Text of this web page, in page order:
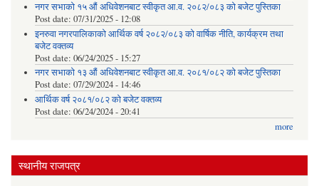
नगर सभाको १५ औं अधिवेशनबाट स्वीकृत आ.व. २०८२/०८३ को बजेट पुस्तिका
Post date: 07/31/2025 - 12:08
इनरुवा नगरपालिकाको आर्थिक वर्ष २०८२/०८३ को वार्षिक नीति, कार्यक्रम तथा
बजेट वक्तव्य
Post date: 06/24/2025 - 15:27
नगर सभाको १३ औं अधिवेशनबाट स्वीकृत आ.व. २०८१/०८२ को बजेट पुस्तिका
Post date: 07/29/2024 - 14:46
आर्थिक वर्ष २०८१/०८२ को बजेट वक्तव्य
Post date: 06/24/2024 - 20:41
more
स्थानीय राजपत्र